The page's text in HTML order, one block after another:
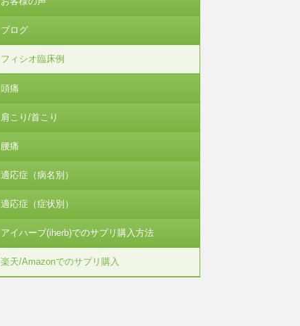
ブログ
フィシオ臨床例
頭痛
肩こり/首こり
腰痛
適応症（病名別）
適応症（症状別）
アイハーブ(iherb)でのサプリ購入方法
楽天/Amazonでのサプリ購入